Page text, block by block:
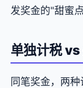
发奖金的"甜蜜点
单独计税
同笔奖金，两种